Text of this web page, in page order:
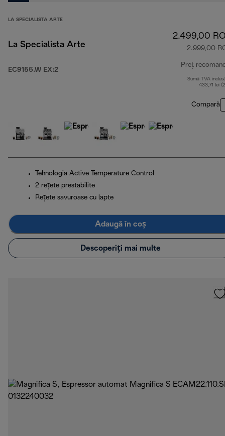
LA SPECIALISTA ARTE
La Specialista Arte
EC9155.W EX:2
2.499,00
2.999,00
Preț
Sumă TVA
433,71 lei
Compară
Tehnologia Active Temperature Control
2 rețete prestabilite
Rețete savuroase cu lapte
Adaugă în coș
Descoperiți mai multe